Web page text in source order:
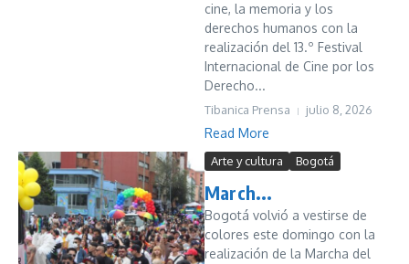
cine, la memoria y los
derechos humanos con la
realización del 13.º Festival
Internacional de Cine por los
Derecho...
Tibanica Prensa julio 8, 2026
Read More
Arte y cultura Bogotá
March...
Bogotá volvió a vestirse de
colores este domingo con la
realización de la Marcha del